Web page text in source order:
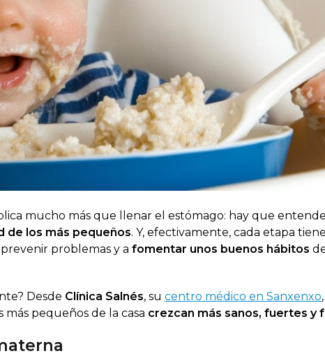
mucho más que llenar el estómago: hay que
de los más pequeños. Y, efectivamente, cada etapa
problemas y afomentar unos buenos hábitos
Desde Clínica Salnés, sucentro médico en Sanxenxo
más pequeños de la casa crezcan más sanos, fuertes y